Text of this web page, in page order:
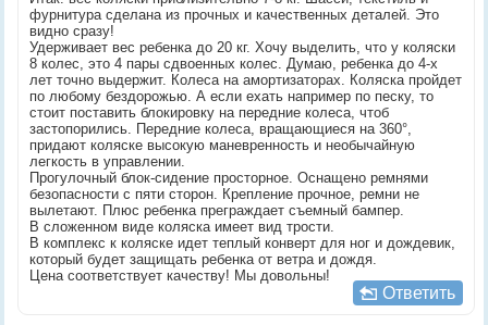
фурнитура сделана из прочных и качественных деталей. Это
видно сразу!
Удерживает вес ребенка до 20 кг. Хочу выделить, что у коляски
8 колес, это 4 пары сдвоенных колес. Думаю, ребенка до 4-х
лет точно выдержит. Колеса на амортизаторах. Коляска пройдет
по любому бездорожью. А если ехать например по песку, то
стоит поставить блокировку на передние колеса, чтоб
застопорились. Передние колеса, вращающиеся на 360°,
придают коляске высокую маневренность и необычайную
легкость в управлении.
Прогулочный блок-сидение просторное. Оснащено ремнями
безопасности с пяти сторон. Крепление прочное, ремни не
вылетают. Плюс ребенка преграждает съемный бампер.
В сложенном виде коляска имеет вид трости.
В комплекс к коляске идет теплый конверт для ног и дождевик,
который будет защищать ребенка от ветра и дождя.
Цена соответствует качеству! Мы довольны!
Ответить